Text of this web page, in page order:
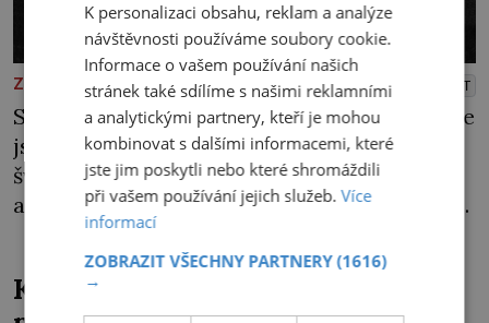
ZAJÍMAVOSTI PŘEHRÁT
Strhne ji z postele, sváže ji a krutě zbije. „Kde
jsou peníze?“ naléhá Grasel na starou
švadlenku. Když mu to neprozradí – ostatně
ani nemůže, protože žádné nemá, spokojí se
lupič s několika měďáky a štůčky látky.
Zraněná žena pár dní nato umírá. Je to muž
nebývale krutý. Jeho činy budí hrůzu ještě
Kde se v čínské poušti vzali
K personalizaci obsahu, reklam a analýze
návštěvnosti používáme soubory cookie.
Informace o vašem používání našich
stránek také sdílíme s našimi reklamními
a analytickými partnery, kteří je mohou
kombinovat s dalšími informacemi, které
jste jim poskytli nebo které shromáždili
při vašem používání jejich služeb.Více
informací
ZOBRAZIT VŠECHNY PARTNERY(1616)
→